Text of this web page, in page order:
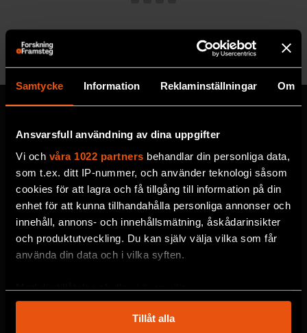
Samtycke Information Reklaminställningar Om
Ansvarsfull användning av dina uppgifter
Vi och våra 1022 partners behandlar din personliga data,
som t.ex. ditt IP-nummer, och använder teknologi såsom
cookies för att lagra och få tillgång till information på din
enhet för att kunna tillhandahålla personliga annonser och
innehåll, annons- och innehållsmätning, åskådarinsikter
och produktutveckling. Du kan själv välja vilka som får
använda din data och i vilka syften.
Med din tillåtelse skulle vi även vilja:
som kan ha en noggrannhet på upp till flera meter
Tillåt alla
Se alla utgåvor
MISSA ALDRIG EN NYHET
Prenumerera på F&F:s
nyhetsbrev här!
Välj utskick, ange mejladress och klicka på